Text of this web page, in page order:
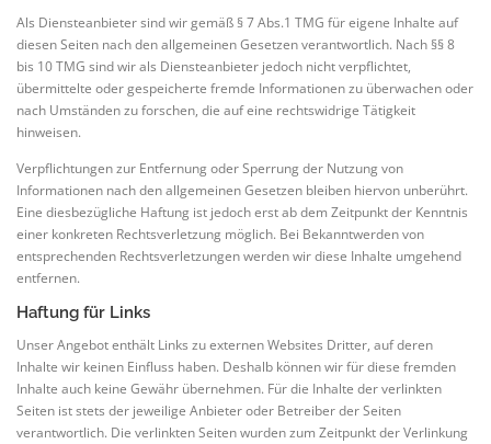
Als Diensteanbieter sind wir gemäß § 7 Abs.1 TMG für eigene Inhalte auf
diesen Seiten nach den allgemeinen Gesetzen verantwortlich. Nach §§ 8
bis 10 TMG sind wir als Diensteanbieter jedoch nicht verpflichtet,
übermittelte oder gespeicherte fremde Informationen zu überwachen oder
nach Umständen zu forschen, die auf eine rechtswidrige Tätigkeit
hinweisen.
Verpflichtungen zur Entfernung oder Sperrung der Nutzung von
Informationen nach den allgemeinen Gesetzen bleiben hiervon unberührt.
Eine diesbezügliche Haftung ist jedoch erst ab dem Zeitpunkt der Kenntnis
einer konkreten Rechtsverletzung möglich. Bei Bekanntwerden von
entsprechenden Rechtsverletzungen werden wir diese Inhalte umgehend
entfernen.
Haftung für Links
Unser Angebot enthält Links zu externen Websites Dritter, auf deren
Inhalte wir keinen Einfluss haben. Deshalb können wir für diese fremden
Inhalte auch keine Gewähr übernehmen. Für die Inhalte der verlinkten
Seiten ist stets der jeweilige Anbieter oder Betreiber der Seiten
verantwortlich. Die verlinkten Seiten wurden zum Zeitpunkt der Verlinkung